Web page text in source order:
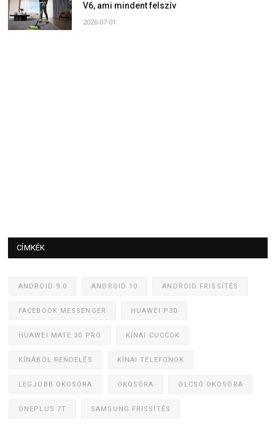
V6, ami mindent felszív
2026-07-01
CÍMKÉK
ANDROID 9.0 ANDROID 10 ANDROID FRISSÍTÉS
FACEBOOK MESSENGER HUAWEI P30
HUAWEI MATE 30 PRO KÍNAI CUCCOK
KÍNÁBÓL RENDELÉS KÍNAI TELEFONOK
LEGJOBB OKOSÓRA OKOSÓRA OLCSÓ OKOSÓRA
ONEPLUS 7T SAMSUNG FRISSÍTÉS